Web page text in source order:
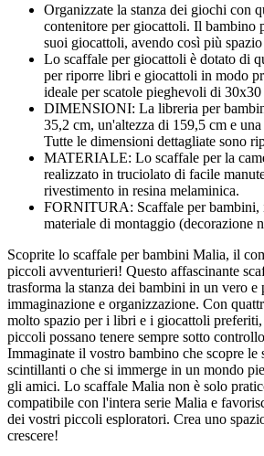
Organizzate la stanza dei giochi con
contenitore per giocattoli. Il bambino
suoi giocattoli, avendo così più
Lo scaffale per giocattoli è dotato di
per riporre libri e giocattoli in modo
ideale per scatole pieghevoli di 30x30
DIMENSIONI: La libreria per
35,2 cm, un'altezza di 159,5 cm e
Tutte le dimensioni dettagliate sono
MATERIALE: Lo scaffale per la
realizzato in truciolato di facile
rivestimento in resina melaminica.
FORNITURA: Scaffale per bambini,
materiale di montaggio (decorazione
Scoprite lo scaffale per bambini Malia, il
piccoli avventurieri! Questo affascinante
trasforma la stanza dei bambini in un vero
immaginazione e organizzazione. Con
molto spazio per i libri e i giocattoli
piccoli possano tenere sempre sotto
Immaginate il vostro bambino che scopre le
scintillanti o che si immerge in un mondo
gli amici. Lo scaffale Malia non è solo
compatibile con l'intera serie Malia e
dei vostri piccoli esploratori. Crea uno
crescere!